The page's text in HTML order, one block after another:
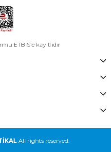
ETBIS’e kayıtlıdır
All rights reserved.